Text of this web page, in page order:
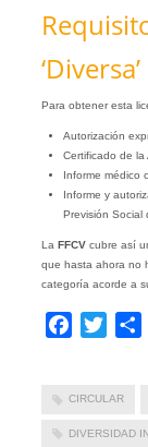
‘Diversa’
Para obtener esta
Autorización
Certificado de la
Informe médico
Informe y
Previsión Social
La FFCVcubre así
que hasta ahora no
categoría acorde a
Facebook
Twitter
CIRCULAR
DIVERSIDAD